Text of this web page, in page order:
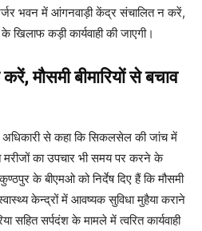
भवन में आंगनवाड़ी केंद्र संचालित न करें,
खिलाफ कड़ी कार्यवाही की जाएगी।
मौसमी बीमारियों से बचाव
अधिकारी से कहा कि सिकलसेल की जांच में
का उपचार भी समय पर करने के
के बीएमओ को निर्देष दिए हैं कि मौसमी
केन्द्रों में आवष्यक सुविधा मुहैया कराने
सहित सर्पदंश के मामले में त्वरित कार्यवाही